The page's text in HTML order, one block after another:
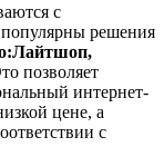
с
решения
позволяет
интернет-
цене, а
с